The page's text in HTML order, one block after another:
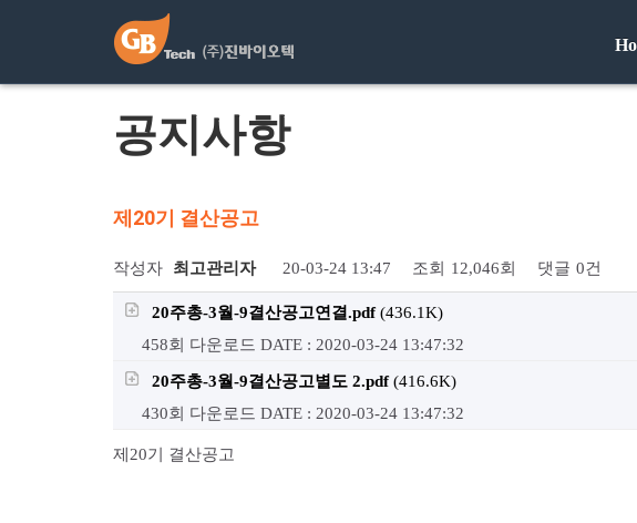
공지사항
제20기 결산공고
작성자 최고관리자 20-03-24 13:47 조회 12,046회 댓글 0건
20주총-3월-9결산공고연결.pdf(436.1K)
458회 다운로드 DATE : 2020-03-24 13:47:32
20주총-3월-9결산공고별도 2.pdf(416.6K)
430회 다운로드 DATE : 2020-03-24 13:47:32
제20기 결산공고